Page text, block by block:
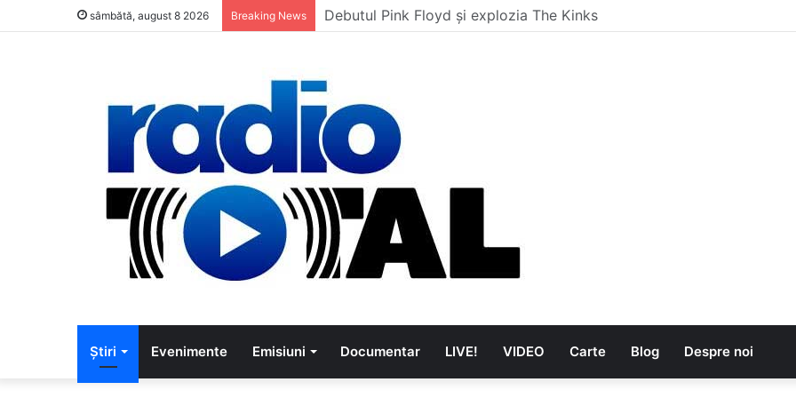
sâmbătă, august 8 2026 Breaking News 5 muzicieni care au dus muzica tradițională românească la un alt nivel
Știri Evenimente Emisiuni Documentar LIVE! VIDEO Carte Blog Despre noi